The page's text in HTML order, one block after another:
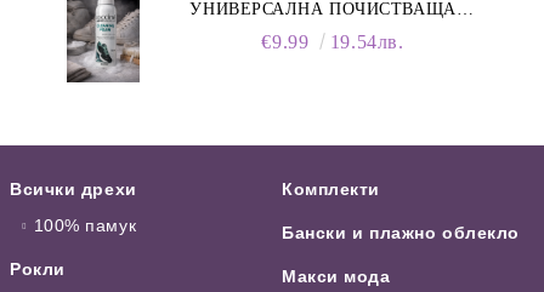
УНИВЕРСАЛНА ПОЧИСТВАЩА
ПЯНА ЗА ОБУВКИ, 150 МЛ
€9.99 19.54лв.
Всички дрехи
100% памук
Рокли
Комплекти
Бански и плажно облекло
Макси мода